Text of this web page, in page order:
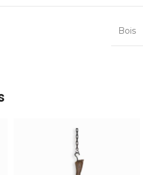
Bois